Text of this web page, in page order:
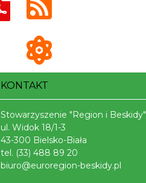
KONTAKT
Stowarzyszenie "Region i Beskidy"
ul. Widok 18/1-3
43-300 Bielsko-Biała
tel. (33) 488 89 20
biuro@euroregion-beskidy.pl